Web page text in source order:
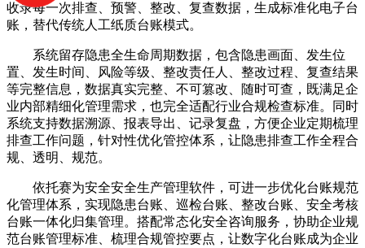
收录每一次排查、预警、整改、复查数据，生成标准化电子台
账，替代传统人工纸质台账模式。
系统留存隐患全生命周期数据，包含隐患画面、发生位
置、发生时间、风险等级、整改责任人、整改过程、复查结果
等完整信息，数据真实完整、不可篡改、随时可查，既满足企
业内部精细化管理需求，也完全适配行业合规检查标准。同时
系统支持数据溯源、报表导出、记录复盘，方便企业定期梳理
排查工作问题，针对性优化管控体系，让隐患排查工作全程合
规、透明、规范。
依托赛为安全安全生产管理软件，可进一步优化台账规范
化管理体系，实现隐患台账、巡检台账、整改台账、安全考核
台账一体化归集管理。搭配常态化安全咨询服务，协助企业规
范台账管理标准、梳理合规管控要点，让数字化台账成为企业